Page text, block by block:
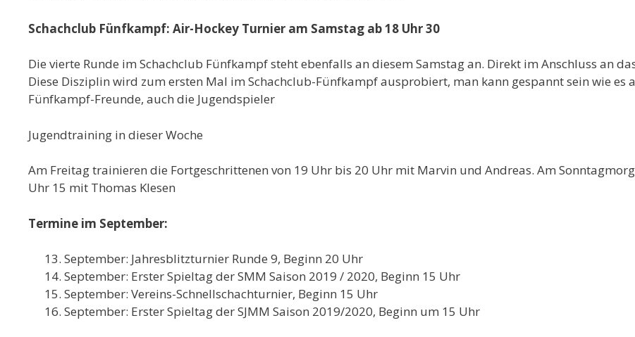
Schachclub Fünfkampf: Air-Hockey Turnier am Samstag ab 18 Uhr 30
Die vierte Runde im Schachclub Fünfkampf steht ebenfalls an diesem Samstag an. Direkt im Anschluss an
Diese Disziplin wird zum ersten Mal im Schachclub-Fünfkampf ausprobiert, man kann gespannt sein wie es
Fünfkampf-Freunde, auch die Jugendspieler
Jugendtraining in dieser Woche
Am Freitag trainieren die Fortgeschrittenen von 19 Uhr bis 20 Uhr mit Marvin und Andreas. Am
Uhr 15 mit Thomas Klesen
Termine im September:
September: Jahresblitzturnier Runde 9, Beginn 20 Uhr
September: Erster Spieltag der SMM Saison 2019 / 2020, Beginn 15 Uhr
September: Vereins-Schnellschachturnier, Beginn 15 Uhr
September: Erster Spieltag der SJMM Saison 2019/2020, Beginn um 15 Uhr